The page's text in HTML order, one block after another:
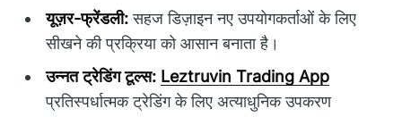
यूज़र-फ्रेंडली:सहज डिज़ाइन नए उपयोगकर्ताओं के लिए
सीखने की प्रक्रिया को आसान बनाता है।
उन्नत ट्रेडिंग टूल्स: Leztruvin Trading App
प्रतिस्पर्धात्मक ट्रेडिंग के लिए अत्याधुनिक उपकरण